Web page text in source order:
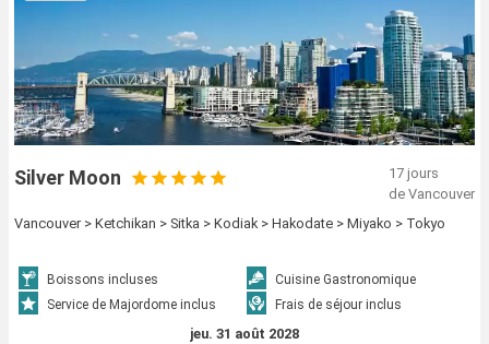
Silver Moon
17 jours
de Vancouver
Vancouver > Ketchikan > Sitka > Kodiak > Hakodate > Miyako > Tokyo
Boissons incluses
Cuisine Gastronomique
Service de Majordome inclus
Frais de séjour inclus
jeu. 31 août 2028